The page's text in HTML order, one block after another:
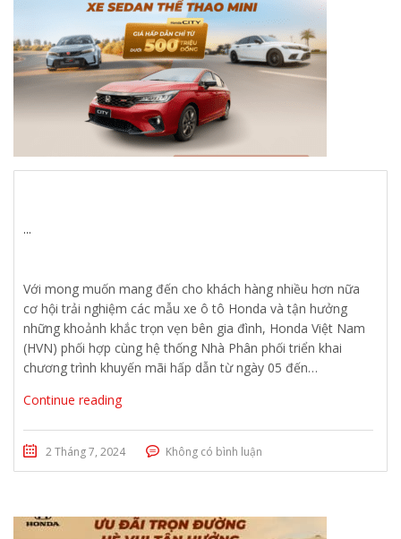
...
Với mong muốn mang đến cho khách hàng nhiều hơn nữa
cơ hội trải nghiệm các mẫu xe ô tô Honda và tận hưởng
những khoảnh khắc trọn vẹn bên gia đình, Honda Việt Nam
(HVN) phối hợp cùng hệ thống Nhà Phân phối triển khai
chương trình khuyến mãi hấp dẫn từ ngày 05 đến…
Continue reading
2 Tháng 7, 2024 Không có bình luận